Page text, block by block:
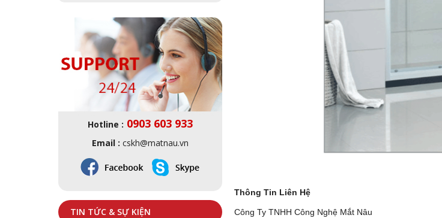
Hotline : 0903 603 933
Email : cskh@matnau.vn
TIN TỨC & SỰ KIỆN
Thông Tin Liên Hệ
Công Ty TNHH Công Nghệ Mắt Nâu